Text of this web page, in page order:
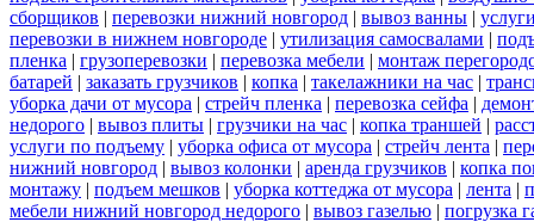
сборщиков | перевозки нижний новгород | вывоз ванны |
перевозки в нижнем новгороде | утилизация самосвалами |
пленка | грузоперевозки | перевозка мебели | монтаж
батарей | заказать грузчиков | копка | такелажники на час |
уборка дачи от мусора | стрейч пленка | перевозка сейфа |
недорого | вывоз плиты | грузчики на час | копка траншей |
услуги по подъему | уборка офиса от мусора | стрейч лента |
нижний новгород | вывоз колонки | аренда грузчиков | копка
монтажу | подъем мешков | уборка коттеджа от мусора | лента |
мебели нижний новгород недорого | вывоз газелью | погрузка